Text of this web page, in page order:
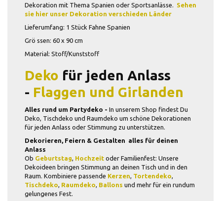
Dekoration mit Thema Spanien oder Sportsanlässe. Sehen
sie hier unser Dekoration verschieden Länder
Lieferumfang: 1 Stück Fahne Spanien
Grö ssen: 60 x 90 cm
Material: Stoff/Kunststoff
Deko für jeden Anlass
- Flaggen und Girlanden
Alles rund um Partydeko - In unserem Shop findest Du
Deko, Tischdeko und Raumdeko um schöne Dekorationen
für jeden Anlass oder Stimmung zu unterstützen.
Dekorieren, Feiern & Gestalten  alles für deinen
Anlass
Ob Geburtstag, Hochzeit oder Familienfest: Unsere
Dekoideen bringen Stimmung an deinen Tisch und in den
Raum. Kombiniere passende Kerzen, Tortendeko,
Tischdeko, Raumdeko, Ballons und mehr für ein rundum
gelungenes Fest.